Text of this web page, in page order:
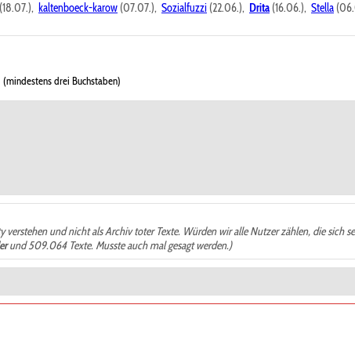
(18.07.), kaltenboeck-karow (07.07.), Sozialfuzzi (22.06.), Drita (16.06.), Stella
(mindestens drei Buchstaben)
und nicht als Archiv toter Texte. Würden wir alle Nutzer zählen, die sich
und 509.064 Texte. Musste auch mal gesagt werden.)